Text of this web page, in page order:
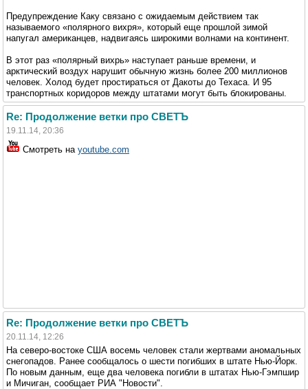
Предупреждение Каку связано с ожидаемым действием так
называемого «полярного вихря», который еще прошлой зимой
напугал американцев, надвигаясь широкими волнами на континент.
В этот раз «полярный вихрь» наступает раньше времени, и
арктический воздух нарушит обычную жизнь более 200 миллионов
человек. Холод будет простираться от Дакоты до Техаса. И 95
транспортных коридоров между штатами могут быть блокированы.
Re: Продолжение ветки про СВЕТЪ
19.11.14, 20:36
Смотреть на youtube.com
Re: Продолжение ветки про СВЕТЪ
20.11.14, 12:26
На северо-востоке США восемь человек стали жертвами аномальных
снегопадов. Ранее сообщалось о шести погибших в штате Нью-Йорк.
По новым данным, еще два человека погибли в штатах Нью-Гэмпшир
и Мичиган, сообщает РИА "Новости".